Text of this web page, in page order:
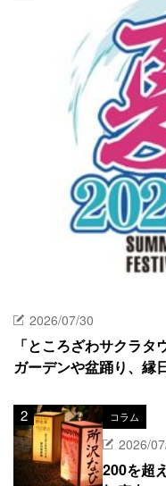
2026/07/30
「ところざわサクラ
ガーデンや盆踊り、縁
コラム
2026/
200を超